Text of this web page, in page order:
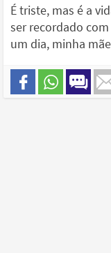
É triste, mas é a
ser recordado
um dia, minha